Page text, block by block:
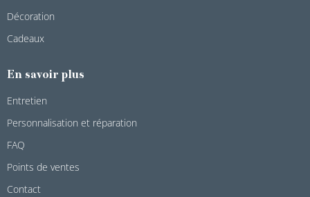
Décoration
Cadeaux
En savoir plus
Entretien
Personnalisation et réparation
FAQ
Points de ventes
Contact